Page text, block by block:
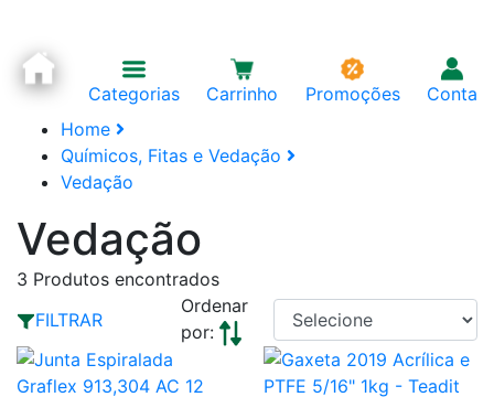
Categorias Carrinho Promoções
Conta
Home
Químicos, Fitas e Vedação
Vedação
Vedação
3 Produtos encontrados
FILTRAR
Ordenar
por: